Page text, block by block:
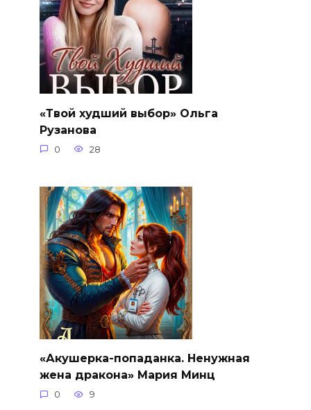
«Твой худший выбор» Ольга
Рузанова
0 28
«Акушерка-попаданка. Ненужная
жена дракона» Мария Минц
0 9